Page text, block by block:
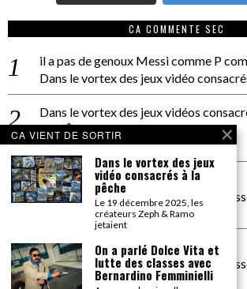
CA COMMENTE SEC
il a pas de genoux Messi comme P
Dans le vortex des jeux vidéo
Dans le vortex des jeux vidéos
PACÔME THIELLEMENT
La séance d’Hip Gnose
La Patrie
dans
On a parlé Dolce Vita et lutte des
Bernardino Femminielli
carte noire negra à l'o tiededans
On a parlé Dolce Vita et lutte des
Bernardino Femminielli
CA VIENT DE SORTIR
Dans le vortex des jeux
vidéo consacrés à la
pêche
Le 19 décembre 2025, les
créateurs Zeph & Ramo
jetaient
On a parlé Dolce Vita et
lutte des classes avec
Bernardino Femminielli